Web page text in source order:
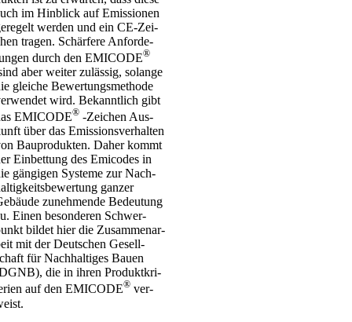
im Hin­blick auf Emis­sio­nen
wer­den und ein CE-Zei­
tra­gen. Schär­fe­re Anfor­de­
durch den EMICODE®
aber wei­ter zuläs­sig, solan­ge
glei­che Bewer­tungs­me­tho­de
wird. Bekannt­lich gibt
EMICODE® ‑Zei­chen Aus­
über das Emis­si­ons­ver­hal­ten
Bau­pro­duk­ten. Daher kommt
Ein­bet­tung des Emi­codes in
gän­gi­gen Sys­te­me zur Nach­
gan­zer
zuneh­men­de Bedeu­tung
Einen beson­de­ren Schwer­
bil­det hier die Zusam­men­ar­
mit der Deut­schen Gesell­
für Nach­hal­ti­ges Bau­en
die in ihren Pro­dukt­kri­
auf den EMICODE® ver­